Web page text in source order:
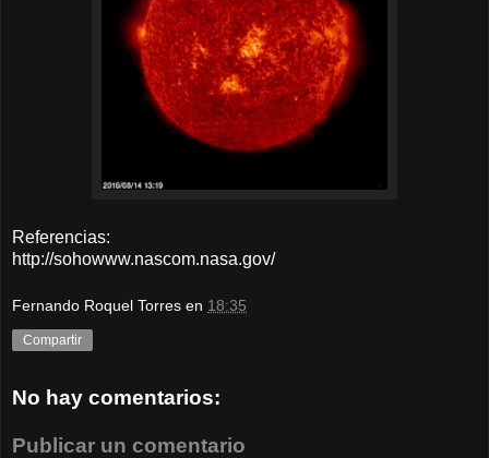
Referencias:
http://sohowww.nascom.nasa.gov/
Fernando Roquel Torres en 18:35
Compartir
No hay comentarios:
Publicar un comentario